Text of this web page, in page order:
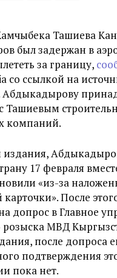
Ташиева
был задержан в
за границу,
со ссылкой на
Абдыкадырову
Ташиевым
компаний.
17 февраля
«из-за
После
допрос в Главное
розыска МВД
после допроса
подтверждения
пока нет.